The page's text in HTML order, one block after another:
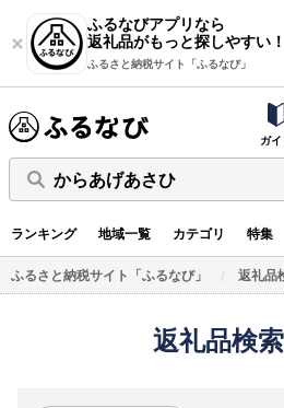
ふるなびアプリなら
返礼品がもっと探しやすい！
ふるさと納税サイト「ふるなび」
ガイ
からあげあさひ
ランキング 地域一覧 カテゴリ 特集
ふるさと納税サイト「ふるなび」 返礼品
返礼品検